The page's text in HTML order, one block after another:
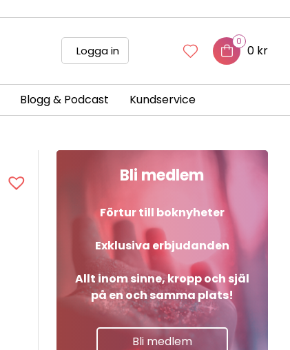
Logga in
0
0 kr
Blogg & Podcast Kundservice
Bli medlem
Förtur till boknyheter
Exklusiva erbjudanden
Allt inom sinne, kropp och själ
på en och samma plats!
Bli medlem